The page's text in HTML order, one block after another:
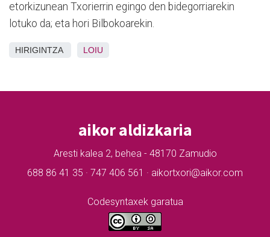
etorkizunean Txorierrin egingo den bidegorriarekin
lotuko da; eta hori Bilbokoarekin.
HIRIGINTZA LOIU
aikor aldizkaria
Aresti kalea 2, behea - 48170 Zamudio
688 86 41 35 · 747 406 561 · aikortxori@aikor.com
Codesyntaxek garatua